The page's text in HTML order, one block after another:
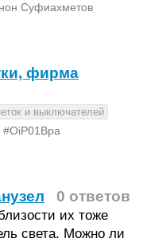
Суфиахметов
фирма
и выключателей
0 ответов
их тоже
света. Можно ли